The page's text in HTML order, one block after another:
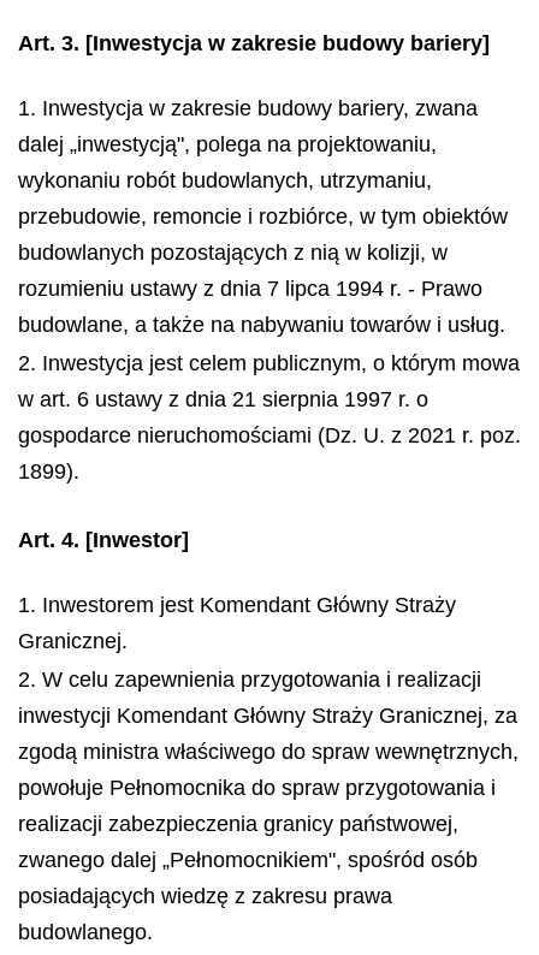
Art. 3. [Inwestycja w zakresie budowy bariery]
1. Inwestycja w zakresie budowy bariery, zwana
dalej „inwestycją", polega na projektowaniu,
wykonaniu robót budowlanych, utrzymaniu,
przebudowie, remoncie i rozbiórce, w tym obiektów
budowlanych pozostających z nią w kolizji, w
rozumieniu ustawy z dnia 7 lipca 1994 r. - Prawo
budowlane, a także na nabywaniu towarów i usług.
2. Inwestycja jest celem publicznym, o którym mowa
w art. 6 ustawy z dnia 21 sierpnia 1997 r. o
gospodarce nieruchomościami (Dz. U. z 2021 r. poz.
1899).
Art. 4. [Inwestor]
1. Inwestorem jest Komendant Główny Straży
Granicznej.
2. W celu zapewnienia przygotowania i realizacji
inwestycji Komendant Główny Straży Granicznej, za
zgodą ministra właściwego do spraw wewnętrznych,
powołuje Pełnomocnika do spraw przygotowania i
realizacji zabezpieczenia granicy państwowej,
zwanego dalej „Pełnomocnikiem", spośród osób
posiadających wiedzę z zakresu prawa
budowlanego.